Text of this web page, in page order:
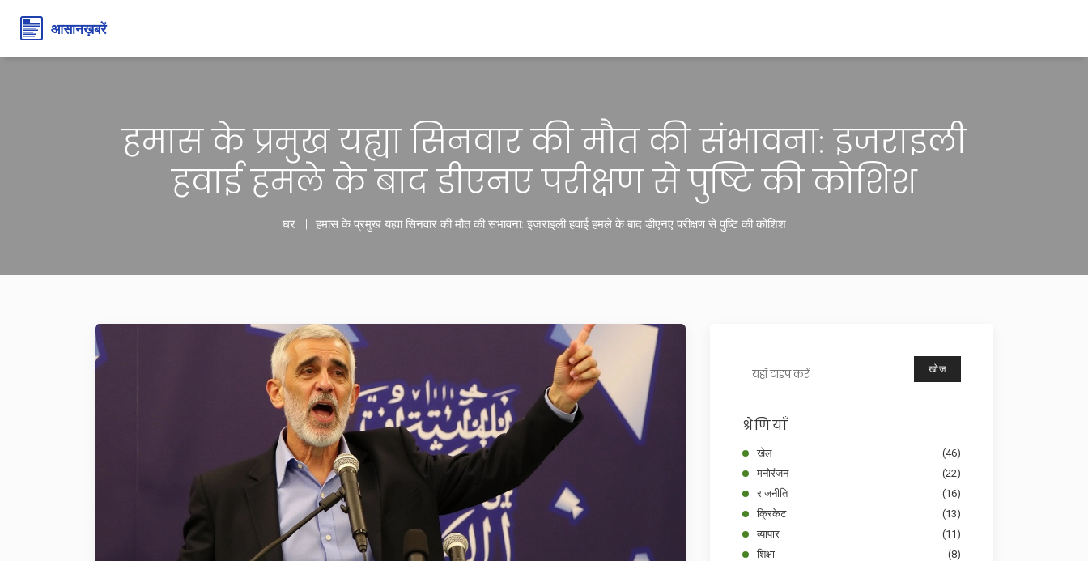
हमास के प्रमुख यह्या सिनवार की मौत की संभावना: इजराइली
हवाई हमले के बाद डीएनए परीक्षण से पुष्टि की कोशिश
घर हमास के प्रमुख यह्या सिनवार की मौत की संभावना: इजराइली हवाई हमले के बाद डीएनए परीक्षण से पुष्टि की कोशिश
खोज
श्रेणियाँ
खेल
(46)
मनोरंजन
(22)
राजनीति
(16)
क्रिकेट
(13)
व्यापार
(11)
शिक्षा
(8)